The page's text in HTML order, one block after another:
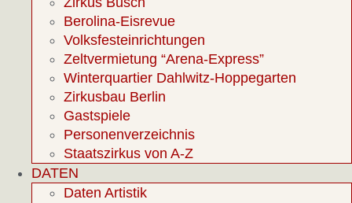
Berolina-Eisrevue
Volksfesteinrichtungen
Zeltvermietung “Arena-Express”
Winterquartier Dahlwitz-Hoppegarten
Zirkusbau Berlin
Gastspiele
Personenverzeichnis
Staatszirkus von A-Z
DATEN
Daten Artistik